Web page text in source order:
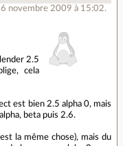
novembre 2009 à 15:02.
2.5
cela
est bien 2.5 alpha 0, mais
beta puis 2.6.
la même chose), mais du